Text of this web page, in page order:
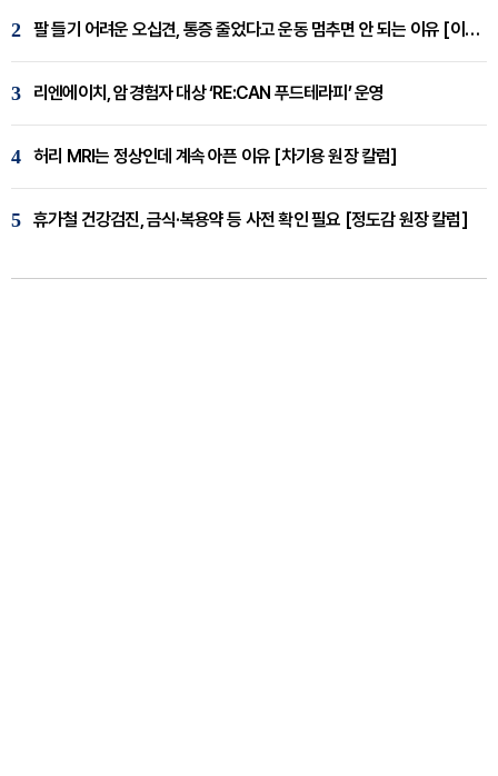
2 팔 들기 어려운 오십견, 통증 줄었다고 운동 멈추면 안 되는 이유 [이병욱 원장 칼럼]
3 리엔에이치, 암경험자 대상 ‘RE:CAN 푸드테라피’ 운영
4 허리 MRI는 정상인데 계속 아픈 이유 [차기용 원장 칼럼]
5 휴가철 건강검진, 금식·복용약 등 사전 확인 필요 [정도감 원장 칼럼]